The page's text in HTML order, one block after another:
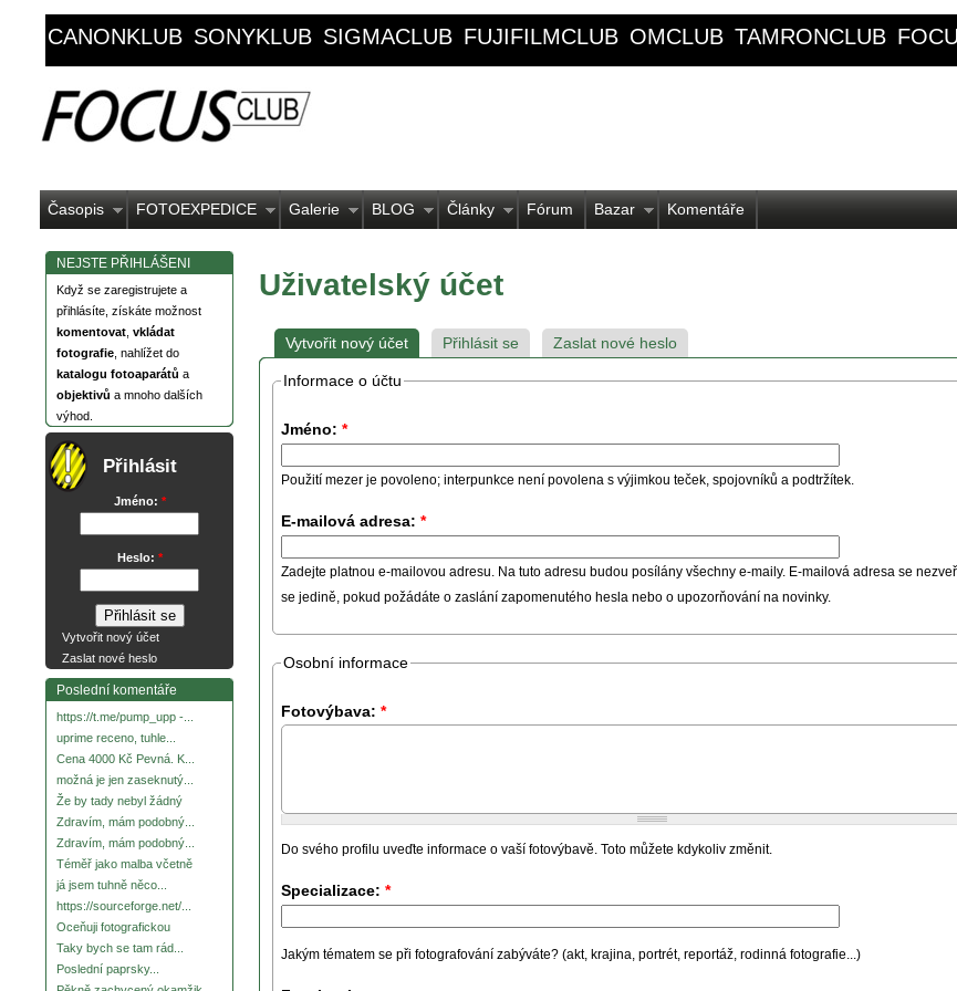
CANONKLUB SONYKLUB SIGMACLUB FUJIFILMCLUB OMCLUB TAMRONCLUB
Časopis FOTOEXPEDICE Galerie BLOG Články Fórum Bazar Komentáře
NEJSTE PŘIHLÁŠENI
Když se zaregistrujete a
přihlásíte, získáte možnost
komentovat vkládat
fotografie , nahlížet do
katalogu fotoaparátů a
objektivů a mnoho dalších
výhod.
Přihlásit
Jméno: *
Heslo: *
Vytvořit nový účet
Zaslat nové heslo
Poslední komentáře
https://t.me/pump_upp -...
uprime receno, tuhle...
Cena 4000 Kč Pevná. K...
možná je jen zaseknutý...
Že by tady nebyl žádný
Zdravím, mám podobný...
Zdravím, mám podobný...
Téměř jako malba včetně
já jsem tuhně něco...
https://sourceforge.net/...
Oceňuji fotografickou
Taky bych se tam rád...
Poslední paprsky...
Uživatelský účet
Vytvořit nový účet Přihlásit se Zaslat nové heslo
Informace o účtu
Jméno: *
Použití mezer je povoleno; interpunkce není povolena s výjimkou teček, spojovníků a podtržítek.
E-mailová adresa: *
Zadejte platnou e-mailovou adresu. Na tuto adresu budou posílány všechny e-maily. E-mailová adresa se
se jedině, pokud požádáte o zaslání zapomenutého hesla nebo o upozorňování na novinky.
Osobní informace
Fotovýbava: *
Do svého profilu uveďte informace o vaší fotovýbavě. Toto můžete kdykoliv změnit.
Specializace: *
Jakým tématem se při fotografování zabýváte? (akt, krajina, portrét, reportáž, rodinná fotografie...)